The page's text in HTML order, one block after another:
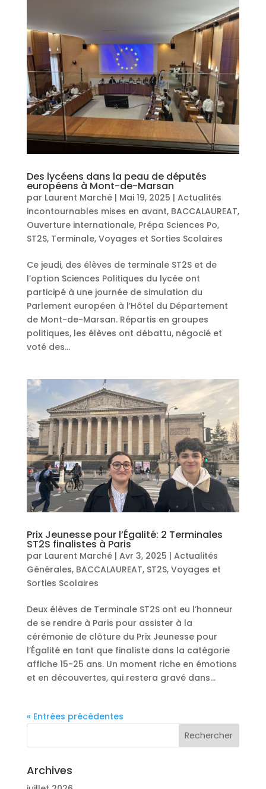
Des lycéens dans la peau de députés
européens à Mont-de-Marsan
par Laurent Marché| Mai 19, 2025 | Actualités
incontournables mises en avant, BACCALAUREAT,
Ouverture internationale, Prépa Sciences Po,
ST2S, Terminale, Voyages et Sorties Scolaires
Ce jeudi, des élèves de terminale ST2S et de
l’option Sciences Politiques du lycée ont
participé à une journée de simulation du
Parlement européen à l’Hôtel du Département
de Mont-de-Marsan. Répartis en groupes
politiques, les élèves ont débattu, négocié et
voté des...
Prix Jeunesse pour l’Égalité: 2 Terminales
ST2S finalistes à Paris
par Laurent Marché| Avr 3, 2025 | Actualités
Générales, BACCALAUREAT, ST2S, Voyages et
Sorties Scolaires
Deux élèves de Terminale ST2S ont eu l’honneur
de se rendre à Paris pour assister à la
cérémonie de clôture du Prix Jeunesse pour
l’Égalité en tant que finaliste dans la catégorie
affiche 15-25 ans. Un moment riche en émotions
et en découvertes, qui restera gravé dans...
« Entrées précédentes
Archives